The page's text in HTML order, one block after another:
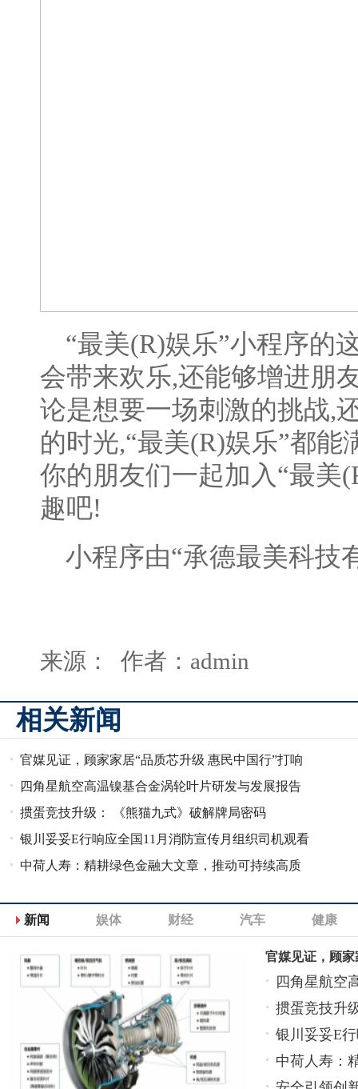
“最美(R)娱乐”小程序的
会带来欢乐,还能够增进朋
论是想要一场刺激的挑战,
的时光,“最美(R)娱乐”都
你的朋友们一起加入“最美
趣吧!
小程序由“承德最美科技
来源： 作者：admin
相关新闻
官媒见证，顾家家居“品质芯升级 惠民中国行”打响
2025品质消
四角星航空高温镍基合金涡轮叶片研发与发展报告
掼蛋竞技升级： 《熊猫九式》破解牌局密码
银川妥妥E行响应全国11月消防宣传月组织司机观看
安全专题片
中荷人寿：精耕绿色金融大文章，推动可持续高质
新闻 娱体 财经 汽车 健康
官媒见证，顾
四角星航空
掼蛋竞技升
银川妥妥E
中荷人寿：